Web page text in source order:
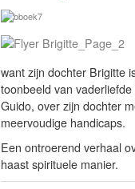
want zijn dochter Brigitte
toonbeeld van
Guido, over zijn dochter
meervoudige handicaps.
Een ontroerend verhaal
haast spirituele manier.